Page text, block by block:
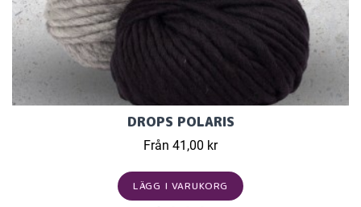
DROPS POLARIS
Från 41,00 kr
LÄGG I VARUKORG